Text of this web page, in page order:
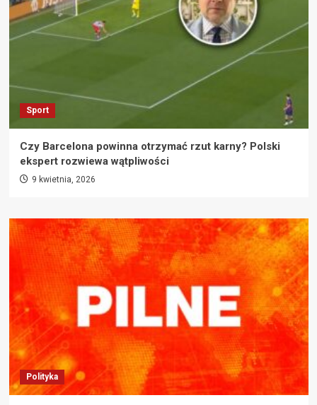
Sport
Czy Barcelona powinna otrzymać rzut karny? Polski
ekspert rozwiewa wątpliwości
9 kwietnia, 2026
Polityka